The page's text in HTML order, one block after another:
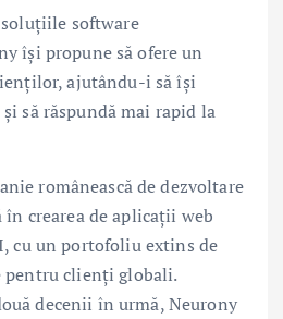
software
își propune să ofere un
ajutându-i să își
să răspundă mai rapid la
românească de dezvoltare
crearea de aplicații web
cu un portofoliu extins de
pentru clienți globali.
decenii în urmă, Neurony